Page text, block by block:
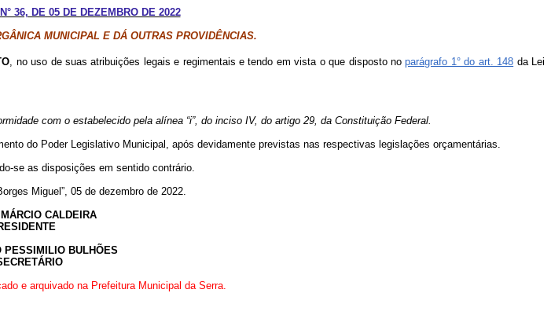
36, DE 05 DE DEZEMBRO DE 2022
MUNICIPAL E DÁ OUTRAS PROVIDÊNCIAS.
, no uso de suas atribuições legais e regimentais e tendo em vista o que disposto noparágrafo 1° do art. 148 da Lei
com o estabelecido pela alínea “i”, do inciso IV, do artigo 29, da Constituição Federal.
do Poder Legislativo Municipal, após devidamente previstas nas respectivas legislações orçamentárias.
se as disposições em sentido contrário.
Miguel”, 05 de dezembro de 2022.
CALDEIRA
PESSIMILIO BULHÕES
e arquivado na Prefeitura Municipal da Serra.